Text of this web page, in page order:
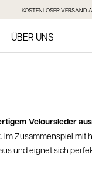
KOSTENLOSER VERSAND
ÜBER UNS
Veloursleder
Im Zusammenspiel
und eignet sich